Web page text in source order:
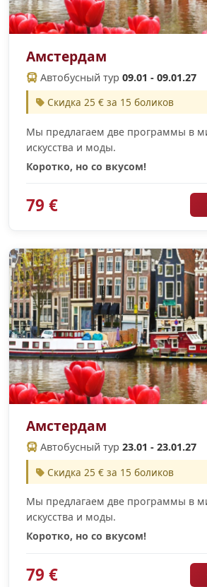
Амстердам
Автобусный тур 09.01 - 09.01.27
Скидка 25 € за 15 боликов
Мы предлагаем две программы в
искусства и моды.
Коротко, но со вкусом!
79 €
Амстердам
Автобусный тур 23.01 - 23.01.27
Скидка 25 € за 15 боликов
Мы предлагаем две программы в
искусства и моды.
Коротко, но со вкусом!
79 €